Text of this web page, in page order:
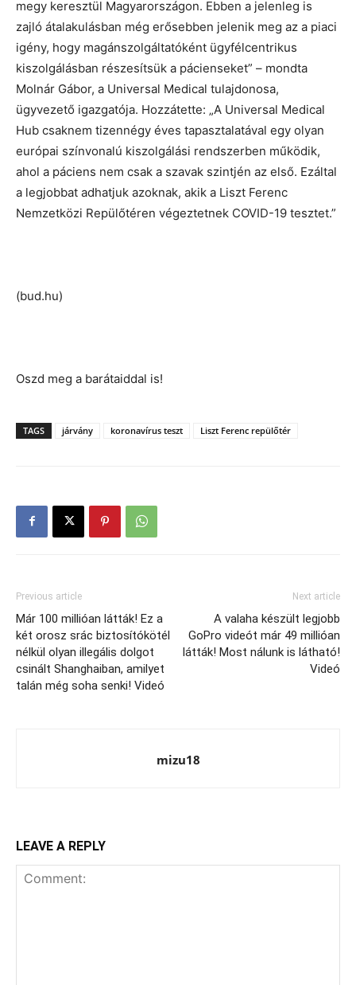
megy keresztül Magyarországon. Ebben a jelenleg is
zajló átalakulásban még erősebben jelenik meg az a piaci
igény, hogy magánszolgáltatóként ügyfélcentrikus
kiszolgálásban részesítsük a pácienseket” – mondta
Molnár Gábor, a Universal Medical tulajdonosa,
ügyvezető igazgatója. Hozzátette: „A Universal Medical
Hub csaknem tizennégy éves tapasztalatával egy olyan
európai színvonalú kiszolgálási rendszerben működik,
ahol a páciens nem csak a szavak szintjén az első. Ezáltal
a legjobbat adhatjuk azoknak, akik a Liszt Ferenc
Nemzetközi Repülőtéren végeztetnek COVID-19 tesztet.”
(bud.hu)
Oszd meg a barátaiddal is!
TAGS járvány koronavírus teszt Liszt Ferenc repülőtér
Previous article
Már 100 millióan látták! Ez a
két orosz srác biztosítókötél
nélkül olyan illegális dolgot
csinált Shanghaiban, amilyet
talán még soha senki! Videó
Next article
A valaha készült legjobb
GoPro videót már 49 millióan
látták! Most nálunk is látható!
Videó
mizu18
LEAVE A REPLY